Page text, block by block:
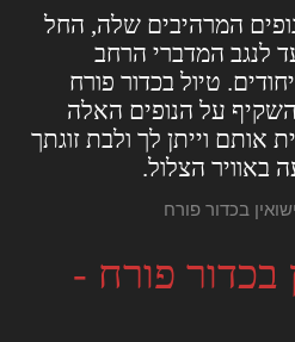
המרהיבים שלה, החל
לנגב המדברי הרחב
טיול בכדור פורח
על הנופים האלה
אותם וייתן לך ולבת זוגתך
באוויר הצלול.
בכדור פורח -